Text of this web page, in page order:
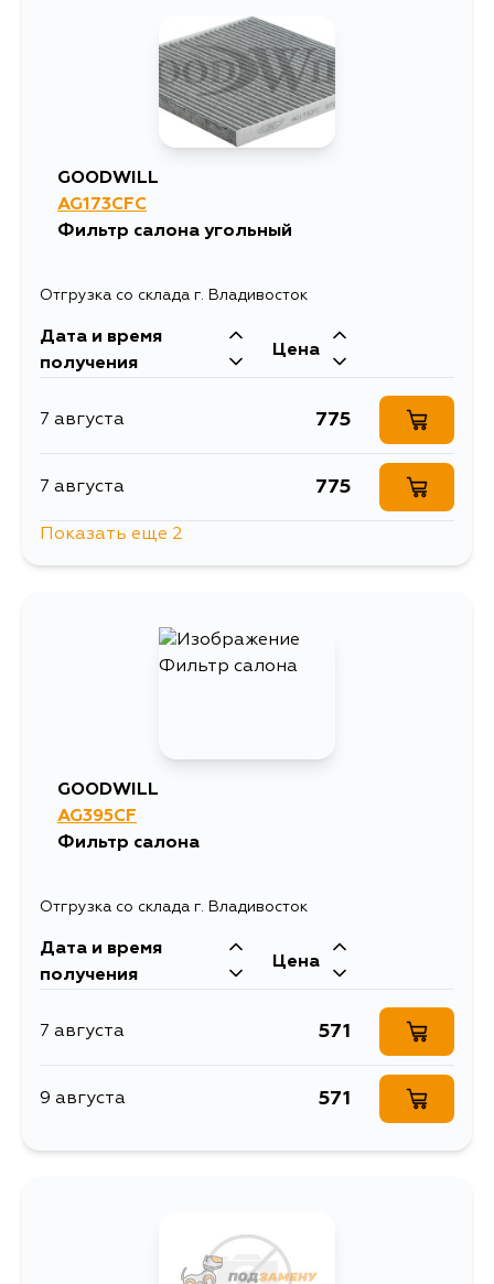
GOODWILL
AG173CFC
Фильтр салона угольный
Отгрузка со склада г. Владивосток
Дата и время
получения
Цена
7 августа 775
7 августа 775
Показать еще 2
GOODWILL
AG395CF
Фильтр салона
Отгрузка со склада г. Владивосток
Дата и время
получения
Цена
7 августа 571
9 августа 571